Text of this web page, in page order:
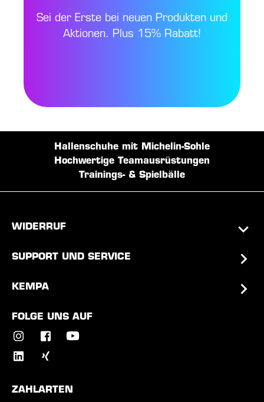
Sei der Erste bei neuen Produkten und
Aktionen. Plus 15% Rabatt!
Hallenschuhe mit Michelin-Sohle
Hochwertige Teamausrüstungen
Trainings- & Spielbälle
WIDERRUF
SUPPORT UND SERVICE
KEMPA
FOLGE UNS AUF
ZAHLARTEN